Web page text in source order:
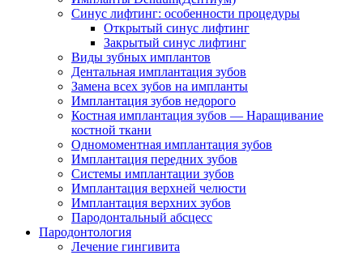
Cинус лифтинг: особенности процедуры
Открытый синус лифтинг
Закрытый синус лифтинг
Виды зубных имплантов
Дентальная имплантация зубов
Замена всех зубов на импланты
Имплантация зубов недорого
Костная имплантация зубов — Наращивание
костной ткани
Одномоментная имплантация зубов
Имплантация передних зубов
Системы имплантации зубов
Имплантация верхней челюсти
Имплантация верхних зубов
Пародонтальный абсцесс
Пародонтология
Лечение гингивита